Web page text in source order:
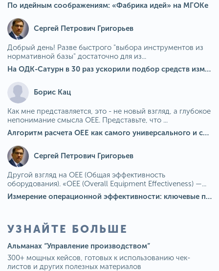
По идейным соображениям: «Фабрика идей» на МГОКе
Сергей Петрович Григорьев
Добрый день! Разве быстрого "выбора инструментов из
нормативной базы" достаточно для из...
На ОДК-Сатурн в 30 раз ускорили подбор средств измерения для контроля качества продукции
Борис Кац
Как мне представляется, это - не новый взгляд, а глубокое
непонимание смысла OEE. Представьте, что ...
Алгоритм расчета ОЕЕ как самого универсального и современного показателя эффективности оборудования в мире
Сергей Петрович Григорьев
Другой взгляд на OEE (Общая эффективность
оборудования). «OEE (Overall Equipment Effectiveness) —...
Измерение операционной эффективности: ключевые показатели для непрерывного совершенствования
УЗНАЙТЕ БОЛЬШЕ
Альманах “Управление производством”
300+ мощных кейсов, готовых к использованию чек-
листов и других полезных материалов